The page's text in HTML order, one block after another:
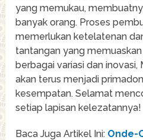
yang memukau,
banyak orang. Proses
memerlukan ketelatenan
tantangan yang
berbagai variasi dan
akan terus menjadi
kesempatan. Selamat
setiap lapisan kelezatannya!
Baca Juga Artikel Ini: Onde-